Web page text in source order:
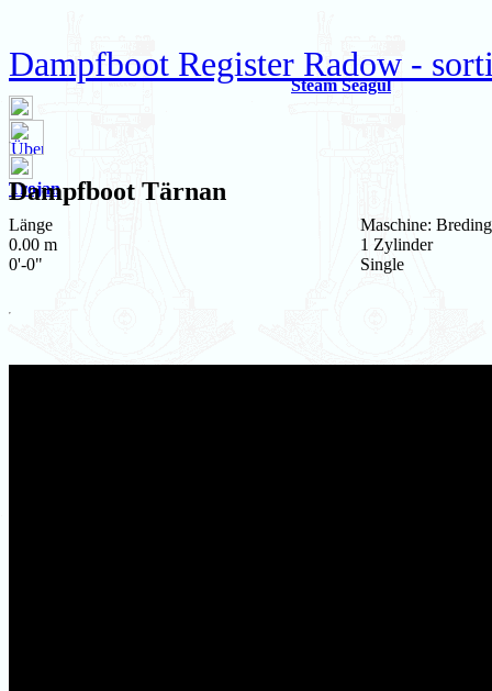
Dampfboot Register Radow -
Steam Seagul
Trojan
Dampfboot Tärnan
Länge
0.00 m
0'-0"
Maschine: Breding
1 Zylinder
Single